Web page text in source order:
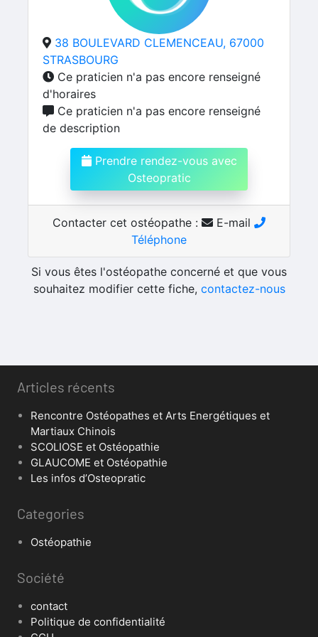
38 BOULEVARD CLEMENCEAU, 67000
STRASBOURG
Ce praticien n'a pas encore renseigné
d'horaires
Ce praticien n'a pas encore renseigné
de description
Prendre rendez-vous avec
Osteopratic
Contacter cet ostéopathe :
E-mail
Téléphone
Si vous êtes l'ostéopathe concerné et que vous
souhaitez modifier cette fiche, contactez-nous
Articles récents
Rencontre Ostéopathes et Arts Energétiques et
Martiaux Chinois
SCOLIOSE et Ostéopathie
GLAUCOME et Ostéopathie
Les infos d’Osteopratic
Categories
Ostéopathie
Société
contact
Politique de confidentialité